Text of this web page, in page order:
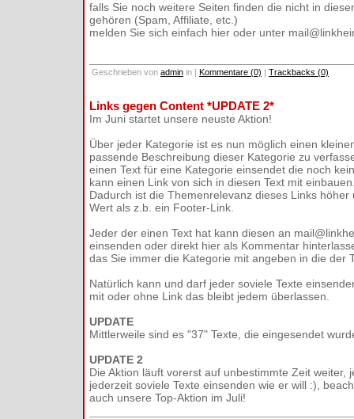
falls Sie noch weitere Seiten finden die nicht in
gehören (Spam, Affiliate, etc.)
melden Sie sich einfach hier oder unter
Geschrieben von admin in | Kommentare (0) | Trackbacks (0)
Links gegen Content *UPDATE 2*
Im Juni startet unsere neuste Aktion!
Über jeder Kategorie ist es nun möglich einen
passende Beschreibung dieser Kategorie zu
einen Text für eine Kategorie einsendet die noch
kann einen Link von sich in diesen Text mit
Dadurch ist die Themenrelevanz dieses Links höher
Wert als z.b. ein Footer-Link.
Jeder der einen Text hat kann diesen an
einsenden oder direkt hier als Kommentar
das Sie immer die Kategorie mit angeben in die der
Natürlich kann und darf jeder soviele Texte
mit oder ohne Link das bleibt jedem überlassen.
UPDATE
Mittlerweile sind es "37" Texte, die eingesendet
UPDATE 2
Die Aktion läuft vorerst auf unbestimmte Zeit weiter,
jederzeit soviele Texte einsenden wie er will :),
auch unsere Top-Aktion im Juli!